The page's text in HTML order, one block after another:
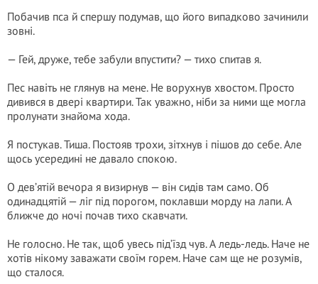
Побачив пса й спершу подумав, що його випадково зачинили
зовні.
— Гей, друже, тебе забули впустити? — тихо спитав я.
Пес навіть не глянув на мене. Не ворухнув хвостом. Просто
дивився в двері квартири. Так уважно, ніби за ними ще могла
пролунати знайома хода.
Я постукав. Тиша. Постояв трохи, зітхнув і пішов до себе. Але
щось усередині не давало спокою.
О дев’ятій вечора я визирнув — він сидів там само. Об
одинадцятій — ліг під порогом, поклавши морду на лапи. А
ближче до ночі почав тихо скавчати.
Не голосно. Не так, щоб увесь під’їзд чув. А ледь-ледь. Наче не
хотів нікому заважати своїм горем. Наче сам ще не розумів,
що сталося.